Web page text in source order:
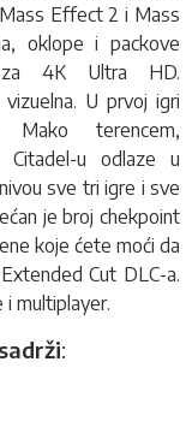
Effect 2 i Mass
oklope i packove
za 4K Ultra HD.
U prvoj igri
Mako terencem,
u odlaze u
sve tri igre i sve
je broj chekpoint
koje ćete moći da
Cut DLC-a.
multiplayer.
: